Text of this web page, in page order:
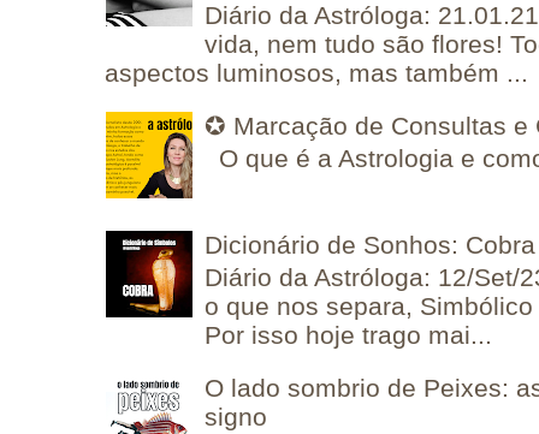
Diário da Astróloga:
vida, nem tudo são flores!
aspectos luminosos, mas também ...
✪ Marcação de Consultas e
O que é a Astrologia e
Dicionário de Sonhos: Cobra
Diário da Astróloga: 12/Set/
o que nos separa,
Por isso hoje trago mai...
O lado sombrio de Peixes:
signo